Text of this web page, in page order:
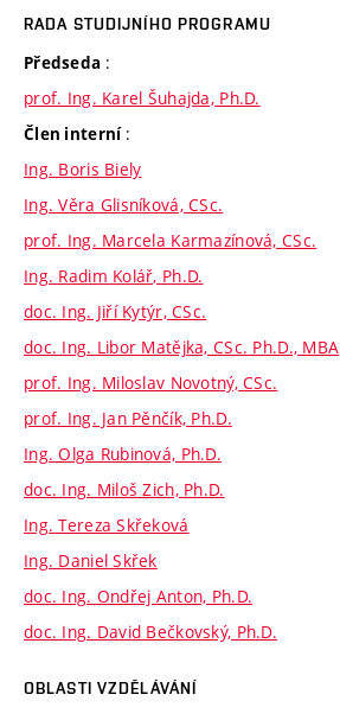
RADA STUDIJNÍHO PROGRAMU
Předseda :
prof. Ing. Karel Šuhajda, Ph.D.
Člen interní :
Ing. Boris Biely
Ing. Věra Glisníková, CSc.
prof. Ing. Marcela Karmazínová, CSc.
Ing. Radim Kolář, Ph.D.
doc. Ing. Jiří Kytýr, CSc.
doc. Ing. Libor Matějka, CSc. Ph.D., MBA
prof. Ing. Miloslav Novotný, CSc.
prof. Ing. Jan Pěnčík, Ph.D.
Ing. Olga Rubinová, Ph.D.
doc. Ing. Miloš Zich, Ph.D.
Ing. Tereza Skřeková
Ing. Daniel Skřek
doc. Ing. Ondřej Anton, Ph.D.
doc. Ing. David Bečkovský, Ph.D.
OBLASTI VZDĚLÁVÁNÍ